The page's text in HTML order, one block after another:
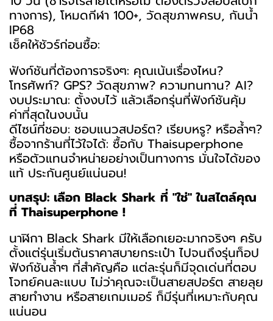
ทางการ), โหมดกีฬา 100+, วัดสุขภาพครบ, กันน้ำ
IP68
เช็คให้ชัวร์ก่อนซื้อ:
ฟังก์ชันที่ต้องการจริงๆ: คุณเน้นเรื่องไหน?
โทรศัพท์? GPS? วัดสุขภาพ? ความทนทาน? AI?
งบประมาณ: ตั้งงบไว้ แล้วเลือกรุ่นที่ฟังก์ชันคุ้ม
ค่าที่สุดในงบนั้น
ดีไซน์ที่ชอบ: ชอบแนวสปอร์ต? เรียบหรู? หรือล้ำๆ?
ซื้อจากร้านที่ไว้ใจได้: ซื้อกับ Thaisuperphone
หรือตัวแทนจำหน่ายอย่างเป็นทางการ มั่นใจได้ของ
แท้ ประกันศูนย์แน่นอน!
บทสรุป: เลือก Black Shark ที่ "ใช่" ในสไตล์คุณ
ที่ Thaisuperphone !
นาฬิกา Black Shark มีให้เลือกเยอะมากจริงๆ ครับ
ตั้งแต่รุ่นเริ่มต้นราคาสบายกระเป๋า ไปจนถึงรุ่นท็อป
ฟังก์ชันล้ำๆ ที่สำคัญคือ แต่ละรุ่นก็มีจุดเด่นที่ตอบ
โจทย์คนละแบบ ไม่ว่าคุณจะเป็นสายสปอร์ต สายลุย
สายทำงาน หรือสายเกมเมอร์ ก็มีรุ่นที่เหมาะกับคุณ
แน่นอน